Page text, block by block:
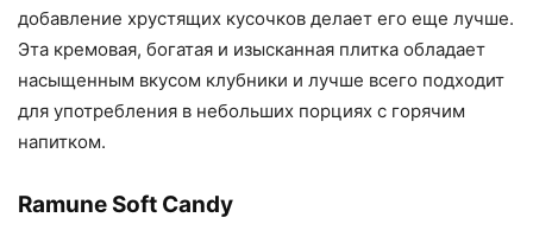
добавление хрустящих кусочков делает его еще лучше.
Эта кремовая, богатая и изысканная плитка обладает
насыщенным вкусом клубники и лучше всего подходит
для употребления в небольших порциях с горячим
напитком.
Ramune Soft Candy